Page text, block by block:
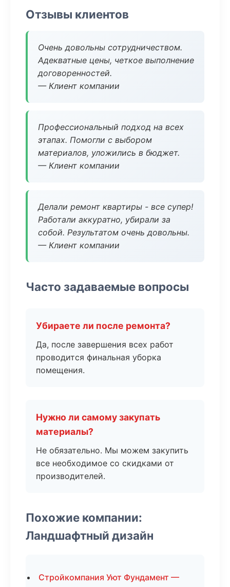
Отзывы клиентов
Очень довольны сотрудничеством.
Адекватные цены, четкое выполнение
договоренностей.
— Клиент компании
Профессиональный подход на всех
этапах. Помогли с выбором
материалов, уложились в бюджет.
— Клиент компании
Делали ремонт квартиры - все супер!
Работали аккуратно, убирали за
собой. Результатом очень довольны.
— Клиент компании
Часто задаваемые вопросы
Убираете ли после ремонта?
Да, после завершения всех работ
проводится финальная уборка
помещения.
Нужно ли самому закупать
материалы?
Не обязательно. Мы можем закупить
все необходимое со скидками от
производителей.
Похожие компании:
Ландшафтный дизайн
Стройкомпания Уют Фундамент —